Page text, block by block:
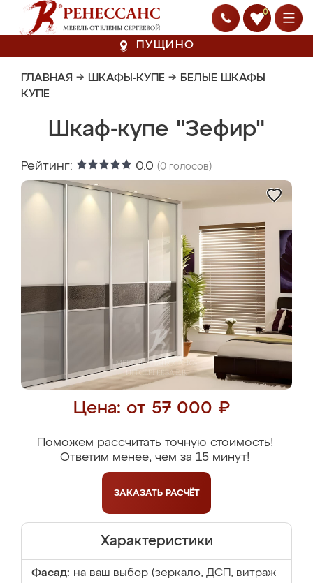
0
ПУЩИНО
ГЛАВНАЯ → ШКАФЫ-КУПЕ → БЕЛЫЕ ШКАФЫ
КУПЕ
Шкаф-купе "Зефир"
Рейтинг: 0.0 (0 голосов)
Цена: от 57 000 ₽
Поможем рассчитать точную стоимость!
Ответим менее, чем за 15 минут!
ЗАКАЗАТЬ РАСЧЁТ
Характеристики
Фасад: на ваш выбор (зеркало, ДСП, витраж